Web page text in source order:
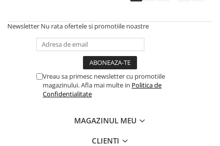
Newsletter Nu rata ofertele si promotiile noastre
Vreau sa primesc newsletter cu promotiile
magazinului. Afla mai multe in Politica de
Confidentialitate
MAGAZINUL MEU
CLIENTI